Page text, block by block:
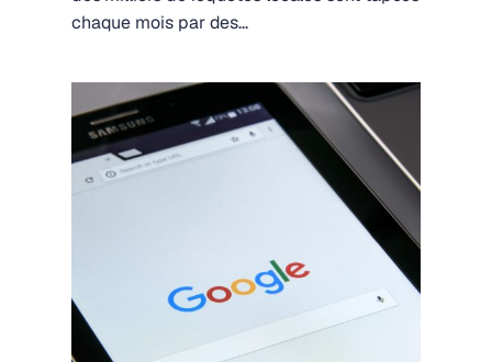
chaque mois par des...